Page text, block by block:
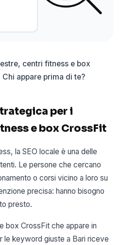
centri fitness e box
appare prima di te?
per i
e box CrossFit
la SEO locale è una delle
Le persone che cercano
o corsi vicino a loro su
precisa: hanno bisogno
presto.
box CrossFit che appare in
le keyword giuste a Bari riceve